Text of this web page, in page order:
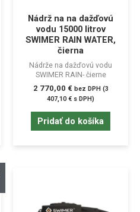
Nádrž na na dažďovú
vodu 15000 litrov
SWIMER RAIN WATER,
čierna
Nádrže na dažďovú vodu
SWIMER RAIN- čierne
2 770,00 € bez DPH (3
407,10€ s DPH)
Pridať do košíka